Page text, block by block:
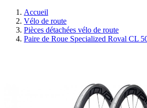
Accueil
Vélo de route
Pièces détachées vélo de route
Paire de Roue Specialized Roval CL